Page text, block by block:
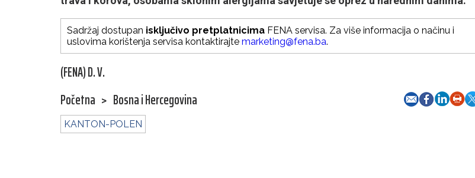
Sadržaj dostupan isključivo pretplatnicima FENA servisa. Za više informacija o načinu i
uslovima korištenja servisa kontaktirajte marketing@fena.ba.
(FENA) D. V.
Početna > Bosna i Hercegovina
KANTON-POLEN